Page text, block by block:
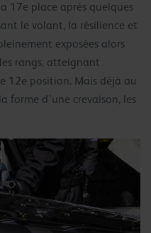
17e place après quelques
le volant, la résilience et
exposées alors
rangs, atteignant
12e position. Mais déjà au
forme d’une crevaison, les